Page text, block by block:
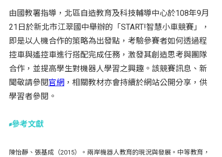
由國教署指導，北區自造教育及科技輔導中心於108年9月
21日於新北市江翠國中舉辦的「START!智慧小車競賽」，
即是以人機合作的策略為出發點，考驗參賽者如何透過程
控車與遙控車進行搭配完成任務，激發其創造思考與團隊
合作，並提高學生對機器人學習之興趣。該競賽訊息、新
聞敬請參閱官網 ，相關教材亦會持續於網站公開分享，供
學習者參閱。
參考文獻
陳怡靜、張基成（2015）。兩岸機器人教育的現況與發展。中等教育，